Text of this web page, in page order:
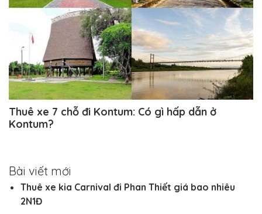
Thuê xe 7 chỗ đi Kontum: Có gì hấp dẫn ở
Kontum?
Bài viết mới
Thuê xe kia Carnival đi Phan Thiết giá bao nhiêu
2N1Đ